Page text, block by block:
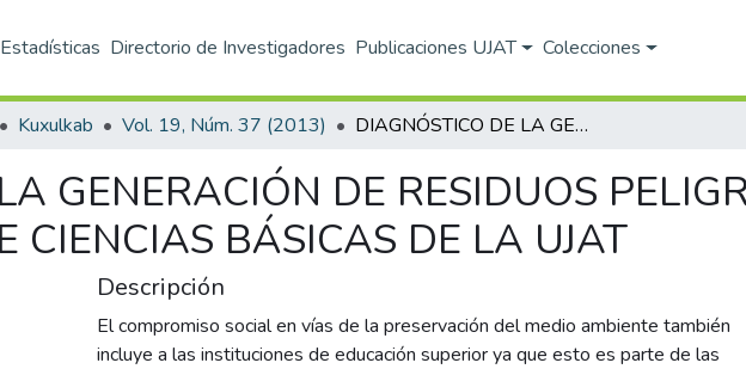
Estadísticas Directorio de Investigadores Publicaciones UJAT Colecciones
Kuxulkab Vol. 19, Núm. 37 (2013) DIAGNÓSTICO DE LA GENERACIÓN DE RESIDUOS PELIGROSOS EN LABORATORIOS DE CIENCIAS BÁSICAS DE LA UJAT
GENERACIÓN DE RESIDUOS
CIENCIAS BÁSICAS DE LA UJAT
Descripción
El compromiso social en vías de la preservación del medio ambiente también
incluye a las instituciones de educación superior ya que esto es parte de las